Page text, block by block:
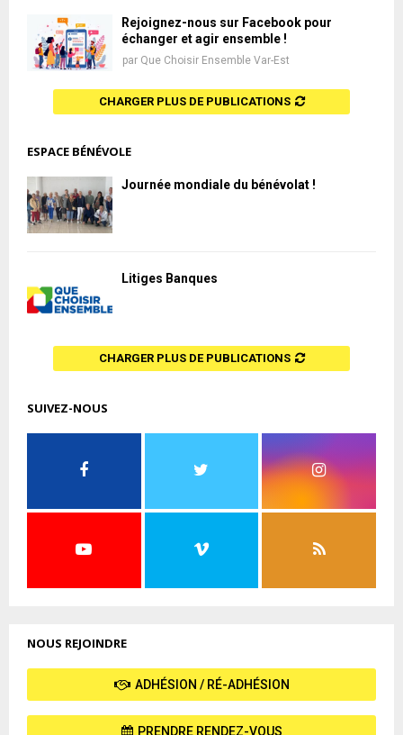
Rejoignez-nous sur Facebook pour
échanger et agir ensemble !
par Que Choisir Ensemble Var-Est
CHARGER PLUS DE PUBLICATIONS
ESPACE BÉNÉVOLE
Journée mondiale du bénévolat !
Litiges Banques
CHARGER PLUS DE PUBLICATIONS
SUIVEZ-NOUS
NOUS REJOINDRE
ADHÉSION / RÉ-ADHÉSION
PRENDRE RENDEZ-VOUS